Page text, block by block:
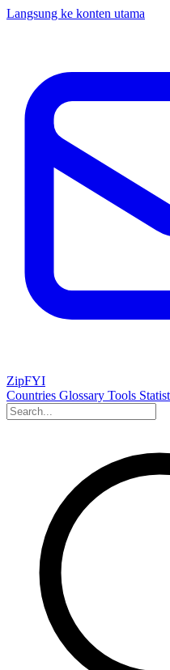
Langsung ke konten utama
ZipFYI
Countries Glossary Tools